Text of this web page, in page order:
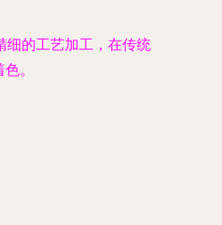
细的工艺加工，在传统
。